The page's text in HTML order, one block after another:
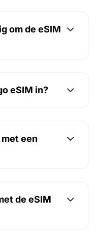
om de eSIM
eSIM in?
een
de eSIM